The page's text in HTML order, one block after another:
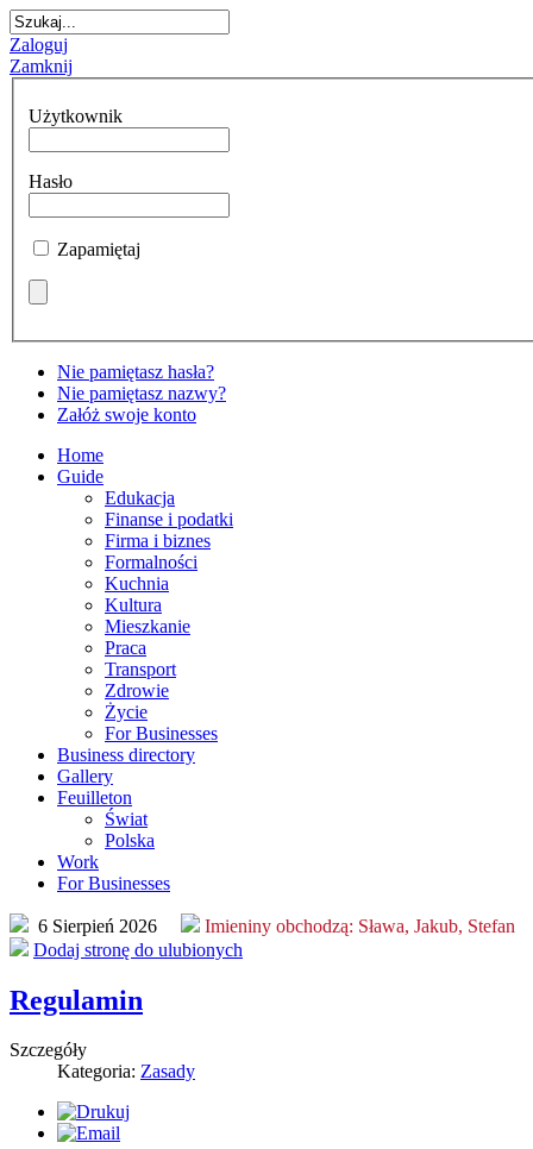
Zaloguj
Zamknij
Użytkownik
Hasło
Zapamiętaj
Nie pamiętasz hasła?
Nie pamiętasz nazwy?
Załóż swoje konto
Home
Guide
Edukacja
Finanse i podatki
Firma i biznes
Formalności
Kuchnia
Kultura
Mieszkanie
Praca
Transport
Zdrowie
Życie
For Businesses
Business directory
Gallery
Feuilleton
Świat
Polska
Work
For Businesses
6 Sierpień 2026 Imieniny obchodzą: Sława, Jakub, Stefan
Dodaj stronę do ulubionych
Regulamin
Szczegóły
Kategoria: Zasady